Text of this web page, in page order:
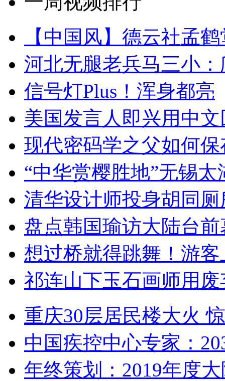
【中国风】德云社孟
河北无腿老兵马三小
信号灯Plus！浑身都亮
美国发言人即兴用中
现代密码学之父如何
“中华赏樱胜地”无锡
清华设计师投身胡同
盘点韩国瑜访大陆台
想过桥就得跳舞！游客
祁连山下玉石画师用
重庆30层居民楼大火
中国疾控中心专家：
年终策划：2019年度